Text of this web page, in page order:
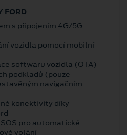
FORD
s připojením 4G/5G
vozidla pomocí mobilní
softwaru vozidla (OTA)
podkladů (pouze
navigačním
konektivity díky
pro automatické
volání